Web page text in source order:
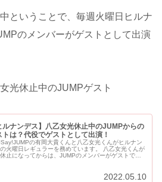
ということで、毎週火曜日ヒルナ
のメンバーがゲストとして出演
光休止中のJUMPゲスト
ルナンデス】八乙女光休止中のJUMPからの
トは？代役でゲストとして出演！
の有岡大貴くんと八乙女光くんがヒルナン
火曜日レギュラーを務めています。 八乙女光くんが
止になってからは、JUMPのメンバーがゲストで有
2022.05.10